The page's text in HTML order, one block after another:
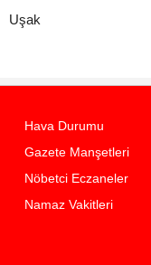
Uşak
Hava Durumu
Gazete Manşetleri
Nöbetci Eczaneler
Namaz Vakitleri